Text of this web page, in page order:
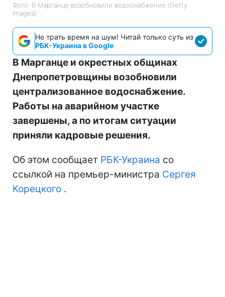
Фото: В Марганце возобновили водоснабжение (Getty
Images)
Не трать время на шум! Читай только суть из
РБК-Украина в Google
В Марганце и окрестных общинах
Днепропетровщины возобновили
централизованное водоснабжение.
Работы на аварийном участке
завершены, а по итогам ситуации
приняли кадровые решения.
Об этом сообщает РБК-Украина со
ссылкой на премьер-министра Сергея
Корецкого .